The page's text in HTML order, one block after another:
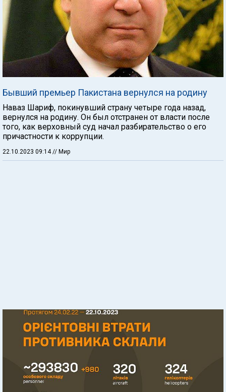
Бывший премьер Пакистана вернулся на родину
Наваз Шариф, покинувший страну четыре года назад,
вернулся на родину. Он был отстранен от власти после
того, как верховный суд начал разбирательство о его
причастности к коррупции.
22.10.2023 09:14// Мир